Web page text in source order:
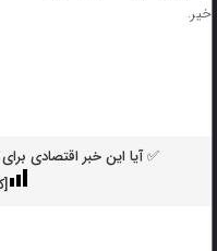
خیر.
✅ آیا این خبر اقتصادی